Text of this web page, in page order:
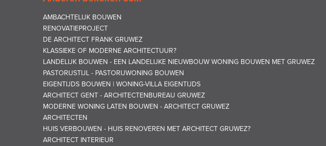
AMBACHTELIJK BOUWEN
RENOVATIEPROJECT
DE ARCHITECT FRANK GRUWEZ
KLASSIEKE OF MODERNE ARCHITECTUUR?
LANDELIJK BOUWEN - EEN LANDELIJKE NIEUWBOUW WONING BOUWEN MET GRUWEZ
PASTORIJSTIJL - PASTORIJWONING BOUWEN
EIGENTIJDS BOUWEN | WONING-VILLA EIGENTIJDS
ARCHITECT GENT - ARCHITECTENBUREAU GRUWEZ
MODERNE WONING LATEN BOUWEN - ARCHITECT GRUWEZ
ARCHITECTEN
HUIS VERBOUWEN - HUIS RENOVEREN MET ARCHITECT GRUWEZ?
ARCHITECT INTERIEUR